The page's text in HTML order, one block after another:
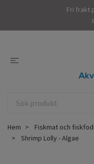
Fri frakt
Hem Fiskmat och
Shrimp Lolly - Algae